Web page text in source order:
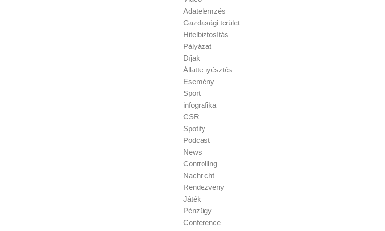
Adatelemzés
Gazdasági terület
Hitelbiztosítás
Pályázat
Díjak
Állattenyésztés
Esemény
Sport
infografika
CSR
Spotify
Podcast
News
Controlling
Nachricht
Rendezvény
Játék
Pénzügy
Conference